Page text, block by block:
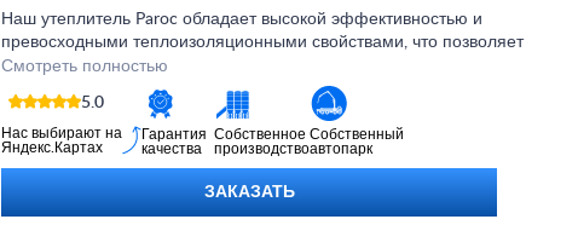
Наш утеплитель Paroc обладает высокой эффективностью и
превосходными теплоизоляционными свойствами, что позволяет
существенно снизить затраты на отопление и создать уютную
атмосферу в помещении. Благодаря инновационным технологиям и
использованию экологически чистых материалов, утеплитель Парок
является безопасным и долговечным решением для вашего дома.
Позвольте себе наслаждаться теплом и комфортом в любое время
Смотреть полностью
5.0
Нас выбирают на
Яндекс.Картах
Гарантия
качества
Собственное
производство
Собственный
автопарк
ЗАКАЗАТЬ